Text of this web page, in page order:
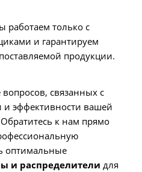
работаем только с
и гарантируем
продукции.
связанных с
и эффективности вашей
к нам прямо
оптимальные
и распределители для